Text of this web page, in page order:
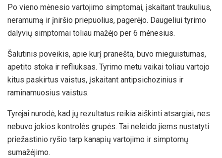
Po vieno mėnesio vartojimo simptomai, įskaitant traukulius,
neramumą ir įniršio priepuolius, pagerėjo. Daugeliui tyrimo
dalyvių simptomai toliau mažėjo per 6 mėnesius.
Šalutinis poveikis, apie kurį pranešta, buvo mieguistumas,
apetito stoka ir refliuksas. Tyrimo metu vaikai toliau vartojo
kitus paskirtus vaistus, įskaitant antipsichozinius ir
raminamuosius vaistus.
Tyrėjai nurodė, kad jų rezultatus reikia aiškinti atsargiai, nes
nebuvo jokios kontrolės grupės. Tai neleido jiems nustatyti
priežastinio ryšio tarp kanapių vartojimo ir simptomų
sumažėjimo.